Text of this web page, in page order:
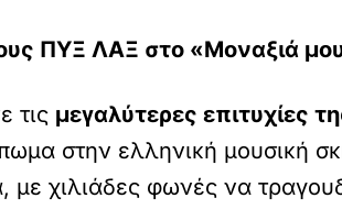
ΠΥΞ ΛΑΞ στο «Μοναξιά
τις μεγαλύτερες επιτυχίες
στην ελληνική μουσική
χιλιάδες φωνές να